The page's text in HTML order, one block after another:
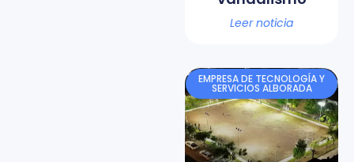
Leer noticia
EMPRESA DE TECNOLOGÍA Y
SERVICIOS ALBORADA